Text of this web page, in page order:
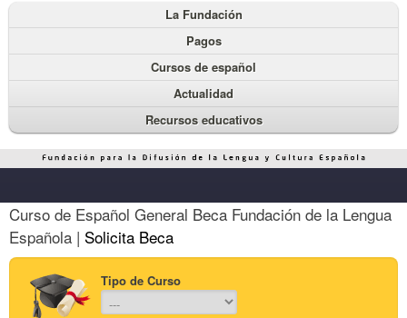
La Fundación
Pagos
Cursos de español
Actualidad
Recursos educativos
Curso de Español General Beca Fundación de la Lengua
Española | Solicita Beca
Tipo de Curso